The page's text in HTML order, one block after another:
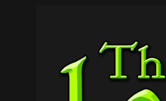
Lost
Dungeon